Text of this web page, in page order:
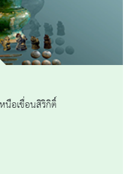
นือเขื่อนสิริกิติ์